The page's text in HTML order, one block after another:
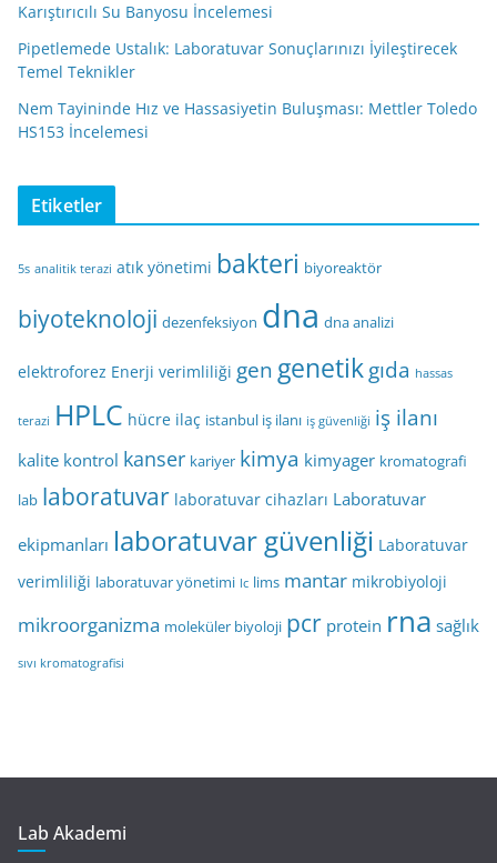
Karıştırıcılı Su Banyosu İncelemesi
Pipetlemede Ustalık: Laboratuvar Sonuçlarınızı İyileştirecek
Temel Teknikler
Nem Tayininde Hız ve Hassasiyetin Buluşması: Mettler Toledo
HS153 İncelemesi
Etiketler
5s analitik terazi atık yönetimi bakteri biyoreaktör
biyoteknoloji dezenfeksiyon dna dna analizi
elektroforez Enerji verimliliği gen genetikgıda hassas
terazi HPLC hücre ilaç istanbul iş ilanı iş güvenliği iş ilanı
kalite kontrol kanser kariyer kimya kimyager kromatografi
lab laboratuvar laboratuvar cihazları Laboratuvar
ekipmanları laboratuvar güvenliği Laboratuvar
verimliliği laboratuvar yönetimi lc lims mantar mikrobiyoloji
mikroorganizma moleküler biyoloji pcr protein rna sağlık
sıvı kromatografisi
Lab Akademi